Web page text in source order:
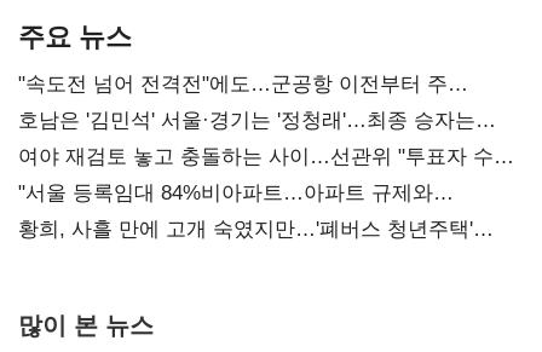
주요 뉴스
"속도전 넘어 전격전"에도…군공항 이전부터 주
52시간까지 '뇌관'
호남은 '김민석' 서울·경기는 '정청래'…최종 승자는
'안갯속'
여야 재검토 놓고 충돌하는 사이…선관위 "투표자 수
오차 당연"
"서울 등록임대 84%비아파트…아파트 규제와
달리해야"
황희, 사흘 만에 고개 숙였지만…'폐버스 청년주택'
많이 본 뉴스